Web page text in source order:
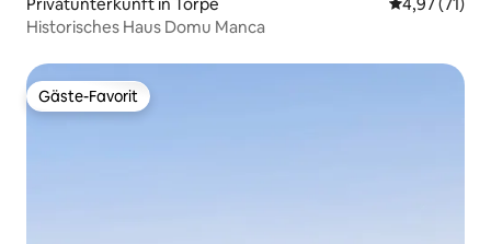
Historisches Haus Domu Manca
Gäste-Favorit
Gäste-Favorit